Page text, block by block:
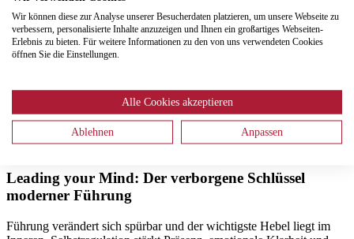
für moderne Selbstführung
» mehr erfahren
Buch: Kurzzeitcoaching Strategien für schnelle
Das Buch wagt eine vermeintliche Unmöglichkeit: Es widmet sich
dem Phänomen Kurzzeitcoaching – einem Format, das auf den
ersten Blick wie ein Widerspruch in sich selbst wirkt.
» mehr erfahren
Leading your Mind: Der verborgene Schlüssel
moderner Führung
Führung verändert sich spürbar und der wichtigste Hebel liegt im
Wir können diese zur Analyse unserer Besucherdaten platzieren, um unsere Webseite zu
verbessern, personalisierte Inhalte anzuzeigen und Ihnen ein großartiges Webseiten-
Erlebnis zu bieten. Für weitere Informationen zu den von uns verwendeten Cookies
öffnen Sie die Einstellungen.
Alle Cookies akzeptieren
Ablehnen Anpassen